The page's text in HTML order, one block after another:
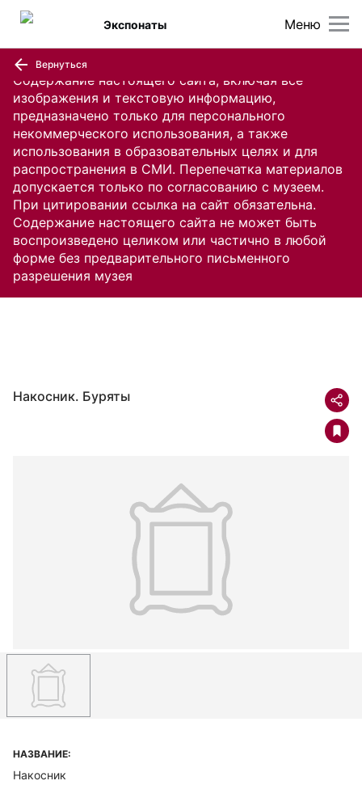
Содержание настоящего сайта, включая все
изображения и текстовую информацию,
предназначено только для персонального
некоммерческого использования, а также
использования в образовательных целях и для
распространения в СМИ. Перепечатка материалов
допускается только по согласованию с музеем.
При цитировании ссылка на сайт обязательна.
Содержание настоящего сайта не может быть
воспроизведено целиком или частично в любой
форме без предварительного письменного
разрешения музея
Меню
Экспонаты
Вернуться
Накосник. Буряты
НАЗВАНИЕ:
Накосник